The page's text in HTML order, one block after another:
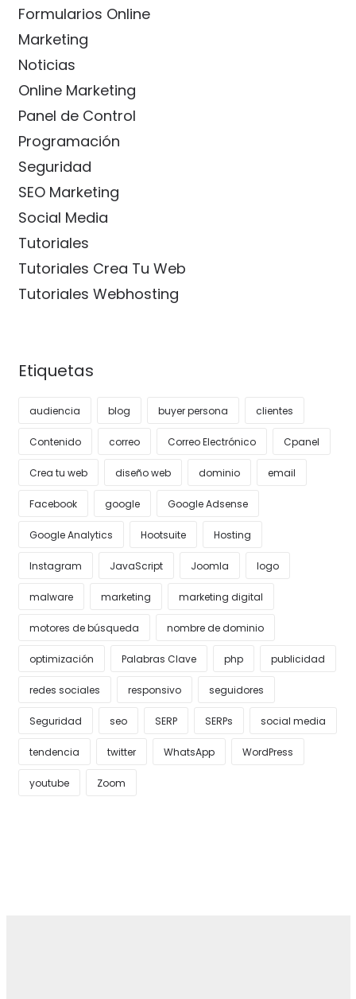
Formularios Online
Marketing
Noticias
Online Marketing
Panel de Control
Programación
Seguridad
SEO Marketing
Social Media
Tutoriales
Tutoriales Crea Tu Web
Tutoriales Webhosting
Etiquetas
audiencia blog buyer persona clientes
Contenido correo Correo Electrónico Cpanel
Crea tu web diseño web dominio email
Facebook google Google Adsense
Google Analytics Hootsuite Hosting
Instagram JavaScript Joomla logo
malware marketing marketing digital
motores de búsqueda nombre de dominio
optimización Palabras Clave php publicidad
redes sociales responsivo seguidores
Seguridad seo SERP SERPs social media
tendencia twitter WhatsApp WordPress
youtube Zoom